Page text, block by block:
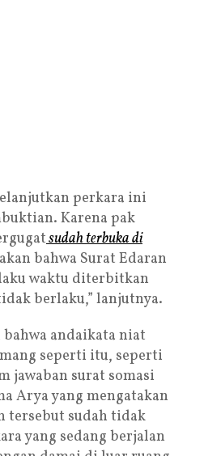
perkara ini
Karena pak
sudah terbuka di
bahwa Surat Edaran
waktu diterbitkan
berlaku,” lanjutnya.
andaikata niat
seperti itu, seperti
jawaban surat somasi
Arya yang mengatakan
tersebut sudah tidak
yang sedang berjalan